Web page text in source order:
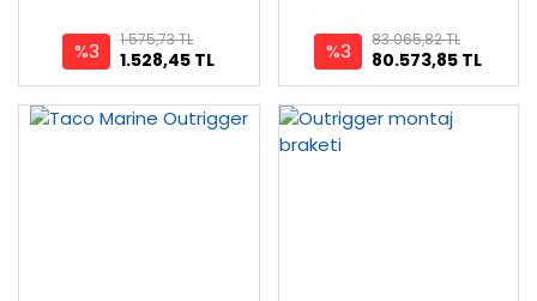
%3 1.528,45 TL
1.575,73 TL %3 80.573,85 TL
83.065,82 TL